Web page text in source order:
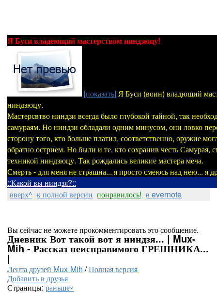
Я Буси владеющий мастерством ниндзюцу!
[показать]Я Буси (воин) владющий
ниндзюцу.
Мастерсвтво ниндзи всегда было глубокой тайной, так
самураям. Но ниндзи обладали одним минусом, они ловко
сторону того, кто больше платил, соответственно, оружие
обратно острием. Но были и те, кто сохранив честь Самурая,
техникой ниндзюцу. Так рождались великие мастера меча.
Смерть - для меня не страшна... я просто смеюсь над нею... я
::Какой вы ниндзя?::
вверх^ к полной версии понравилось! в evernote
Вы сейчас не можете прокомментировать это сообщение.
Дневник Вот такой вот я ниндзя... | Mux-
Mih - Рассказ неисправимого ГРЕШНИКА...
|
Лента друзей Mux-Mih /Полная версия
Добавить в друзья
Страницы: раньше»